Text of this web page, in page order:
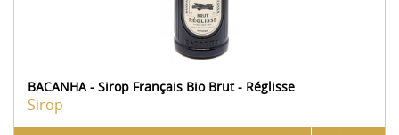
BACANHA - Sirop Français Bio Brut - Réglisse
Sirop